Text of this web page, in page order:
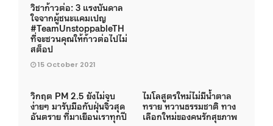
วิชาก้าวต่อ: 3 แรงบันดาล
ใจจากผู้ชนะแคมเปญ
#TeamUnstoppableTH
ที่จะชวนคุณให้ก้าวต่อไปไม่
สต็อป
15 October 2021
วิกฤต PM 2.5 ยังไม่จบ
ง่ายๆ มารับมือกับฝุ่นจิ๋วสุด
อันตราย ที่มาเยือนเราทุกปี
ไมโลสูตรใหม่ไม่มีน้ำตาล
ทราย หวานธรรมชาติ ทาง
เลือกใหม่ของคนรักสุขภาพ